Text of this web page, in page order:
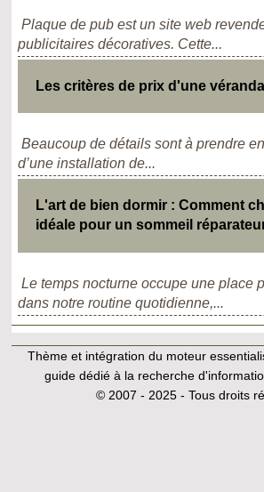
Plaque de pub est un site web
publicitaires décoratives. Cette...
Les critères de prix d'une véranda
Beaucoup de détails sont à prendre
d’une installation de...
L'art de bien dormir : Comment
idéale pour un sommeil
Le temps nocturne occupe une place
dans notre routine quotidienne,...
Thème et intégration du moteur
guide dédié à la recherche
© 2007 - 2025 - Tous droits